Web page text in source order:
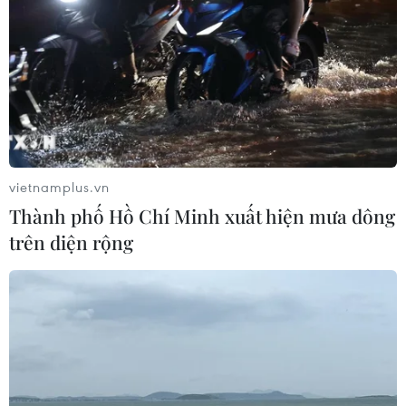
Thủ tướng phát lệnh khởi công đường cao
Sáng 19/7, Thủ tướng Nguyễn Tấn Dũng đã đến dự,
vietnamplus.vn
Thành phố Hồ Chí Minh xuất hiện mưa dông
trên diện rộng